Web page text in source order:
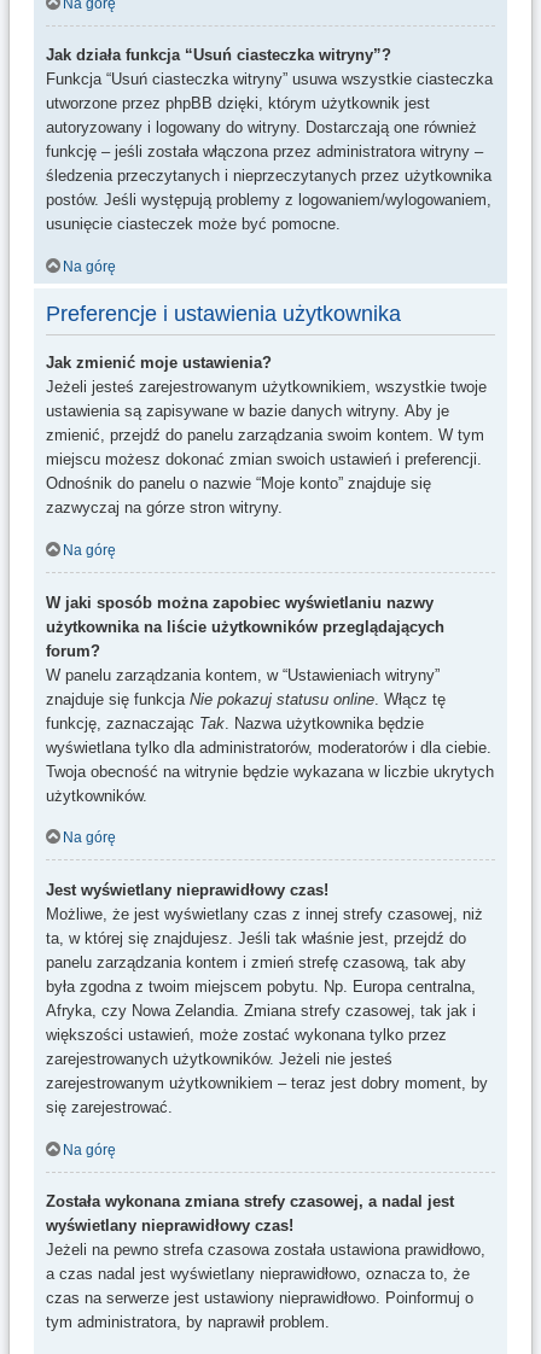
Na górę
Jak działa funkcja “Usuń ciasteczka witryny”?
Funkcja “Usuń ciasteczka witryny” usuwa wszystkie ciasteczka
utworzone przez phpBB dzięki, którym użytkownik jest
autoryzowany i logowany do witryny. Dostarczają one również
funkcję – jeśli została włączona przez administratora witryny –
śledzenia przeczytanych i nieprzeczytanych przez użytkownika
postów. Jeśli występują problemy z logowaniem/wylogowaniem,
usunięcie ciasteczek może być pomocne.
Na górę
Preferencje i ustawienia użytkownika
Jak zmienić moje ustawienia?
Jeżeli jesteś zarejestrowanym użytkownikiem, wszystkie twoje
ustawienia są zapisywane w bazie danych witryny. Aby je
zmienić, przejdź do panelu zarządzania swoim kontem. W tym
miejscu możesz dokonać zmian swoich ustawień i preferencji.
Odnośnik do panelu o nazwie “Moje konto” znajduje się
zazwyczaj na górze stron witryny.
Na górę
W jaki sposób można zapobiec wyświetlaniu nazwy
użytkownika na liście użytkowników przeglądających
forum?
W panelu zarządzania kontem, w “Ustawieniach witryny”
znajduje się funkcja Nie pokazuj statusu online . Włącz tę
funkcję, zaznaczając Tak . Nazwa użytkownika będzie
wyświetlana tylko dla administratorów, moderatorów i dla ciebie.
Twoja obecność na witrynie będzie wykazana w liczbie ukrytych
użytkowników.
Na górę
Jest wyświetlany nieprawidłowy czas!
Możliwe, że jest wyświetlany czas z innej strefy czasowej, niż
ta, w której się znajdujesz. Jeśli tak właśnie jest, przejdź do
panelu zarządzania kontem i zmień strefę czasową, tak aby
była zgodna z twoim miejscem pobytu. Np. Europa centralna,
Afryka, czy Nowa Zelandia. Zmiana strefy czasowej, tak jak i
większości ustawień, może zostać wykonana tylko przez
zarejestrowanych użytkowników. Jeżeli nie jesteś
zarejestrowanym użytkownikiem – teraz jest dobry moment, by
się zarejestrować.
Na górę
Została wykonana zmiana strefy czasowej, a nadal jest
wyświetlany nieprawidłowy czas!
Jeżeli na pewno strefa czasowa została ustawiona prawidłowo,
a czas nadal jest wyświetlany nieprawidłowo, oznacza to, że
czas na serwerze jest ustawiony nieprawidłowo. Poinformuj o
tym administratora, by naprawił problem.